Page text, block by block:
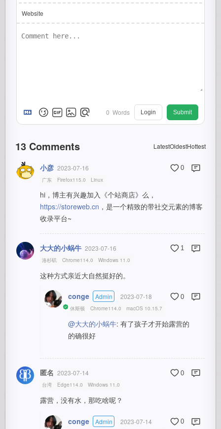
Website
0 Words Login Submit
13 Comments LatestOldestHottest
小彦 2023-07-16 0
广东 Firefox115.0 Linux
hi，博主有兴趣加入《个站商店》么，
https://storeweb.cn ，是一个精致的带社交元素的博客
收录平台~
大大的小蜗牛 2023-07-16 1
洛杉矶 Chrome114.0 Windows 11.0
这种方式亲近大自然挺好的。
conge Admin 2023-07-18 0
休斯顿 Chrome114.0 macOS 10.15.7
@大大的小蜗牛: 有了孩子才开始露营的
的确很好
匿名 2023-07-14 0
台湾 Edge114.0 Windows 11.0
露营，没有水，那吃啥呢？
conge Admin 2023-07-14 0